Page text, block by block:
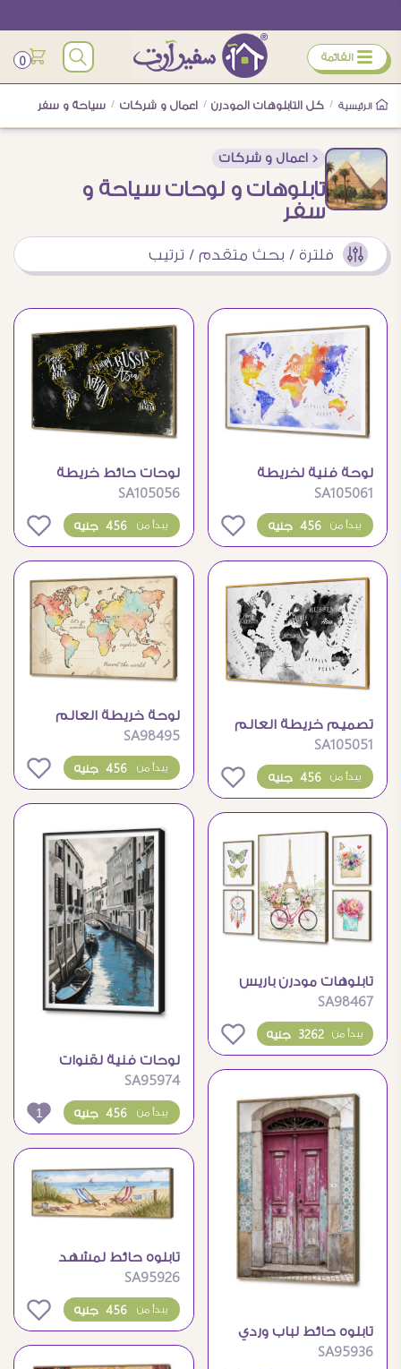
ÿ القائمة 0
الرئيسية / كل التابلوهات المودرن / اعمال و شركات / سياحة و سفر
< اعمال و شركات
تابلوهات و لوحات سياحة و
سفر
فلترة / بحث متقدم / ترتيب
لوحة فنية لخريطة
العالم بالوان مائية
جذابة
SA105061
456 جنيه يبدأ من 0
لوحات حائط خريطة
العالم بأسلوب
التيبوغرافى المودرن
SA105056
456 جنيه يبدأ من 0
تصميم خريطة العالم
بالأبيض والأسود لوحات
حائط مودرن
SA105051
456 جنيه يبدأ من
لوحة خريطة العالم
بالألوان المائية
SA98495
456 جنيه يبدأ من
تابلوهات مودرن باريس
الرومانسية بالوان مائية
SA98467
3262 جنيه يبدأ من 0
لوحات فنية لقنوات
فينيسيا المائية ومبانيها
العريقة
SA95974
456 جنيه يبدأ من 1
تابلوه حائط لباب وردي
قديم وزخارف
SA95936
تابلوه حائط لمشهد
شاطئ صيفي هادئ
ومريح
SA95926
456 جنيه يبدأ من